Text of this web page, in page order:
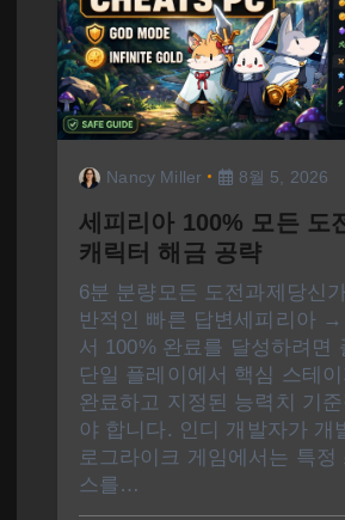
Nancy Miller 8월 5, 2026
세피리아 100% 모든 도
캐릭터 해금 공략
6분 분량모든 도전과제당신
반적인 빠른 답변세피리아 →
서 100% 완료를 달성하려면
단일 플레이에서 핵심 스테
완료하고 지정된 능력치 기
야 합니다. 인디 개발자가 개
로그라이크 게임에서는 특정
스를…